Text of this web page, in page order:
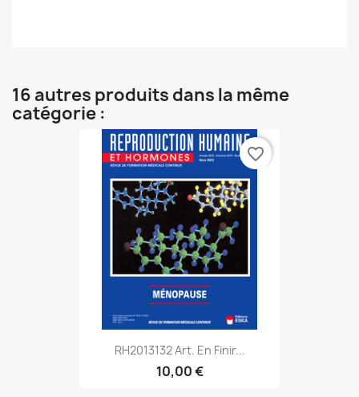
16 autres produits dans la même
catégorie :
RH2013132 Art. En Finir...
10,00 €
favorite_border